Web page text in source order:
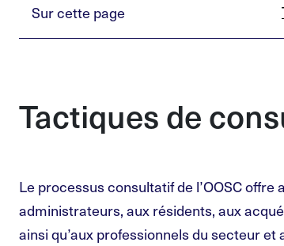
Sur cette page
Tactiques de
Le processus consultatif de l’OOSC offre
administrateurs, aux résidents, aux
ainsi qu’aux professionnels du secteur